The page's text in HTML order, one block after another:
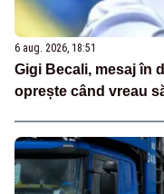
6 aug. 2026, 18:51
Gigi Becali, mesaj în
oprește când vreau